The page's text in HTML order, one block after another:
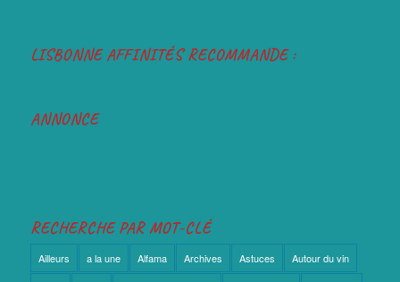
LISBONNE AFFINITÉS RECOMMANDE :
ANNONCE
RECHERCHE PAR MOT-CLÉ
Ailleurs a la une Alfama Archives Astuces Autour du vin